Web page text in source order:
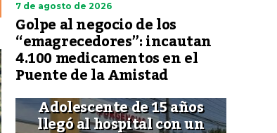
7 de agosto de 2026
Golpe al negocio de los
“emagrecedores”: incautan
4.100 medicamentos en el
Puente de la Amistad
Adolescente de 15 años
llegó al hospital con un